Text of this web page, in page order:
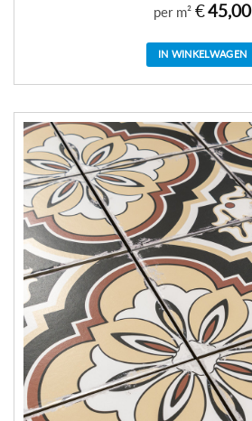
per m² €45,00
IN WINKELWAGEN